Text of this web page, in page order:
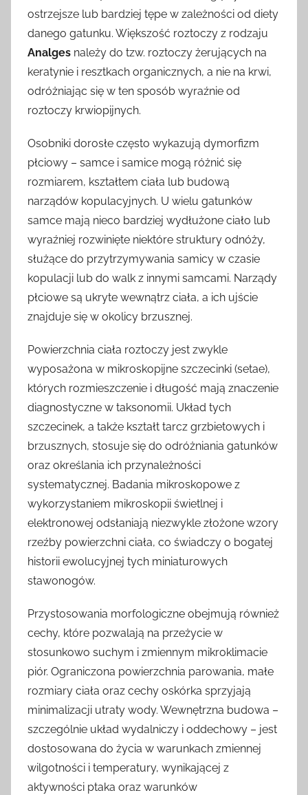
ostrzejsze lub bardziej tępe w zależności od diety
danego gatunku. Większość roztoczy z rodzaju
Analges należy do tzw. roztoczy żerujących na
keratynie i resztkach organicznych, a nie na krwi,
odróżniając się w ten sposób wyraźnie od
roztoczy krwiopijnych.
Osobniki dorosłe często wykazują dymorfizm
płciowy – samce i samice mogą różnić się
rozmiarem, kształtem ciała lub budową
narządów kopulacyjnych. U wielu gatunków
samce mają nieco bardziej wydłużone ciało lub
wyraźniej rozwinięte niektóre struktury odnóży,
służące do przytrzymywania samicy w czasie
kopulacji lub do walk z innymi samcami. Narządy
płciowe są ukryte wewnątrz ciała, a ich ujście
znajduje się w okolicy brzusznej.
Powierzchnia ciała roztoczy jest zwykle
wyposażona w mikroskopijne szczecinki (setae),
których rozmieszczenie i długość mają znaczenie
diagnostyczne w taksonomii. Układ tych
szczecinek, a także kształt tarcz grzbietowych i
brzusznych, stosuje się do odróżniania gatunków
oraz określania ich przynależności
systematycznej. Badania mikroskopowe z
wykorzystaniem mikroskopii świetlnej i
elektronowej odsłaniają niezwykle złożone wzory
rzeźby powierzchni ciała, co świadczy o bogatej
historii ewolucyjnej tych miniaturowych
stawonogów.
Przystosowania morfologiczne obejmują również
cechy, które pozwalają na przeżycie w
stosunkowo suchym i zmiennym mikroklimacie
piór. Ograniczona powierzchnia parowania, małe
rozmiary ciała oraz cechy oskórka sprzyjają
minimalizacji utraty wody. Wewnętrzna budowa –
szczególnie układ wydalniczy i oddechowy – jest
dostosowana do życia w warunkach zmiennej
wilgotności i temperatury, wynikającej z
aktywności ptaka oraz warunków